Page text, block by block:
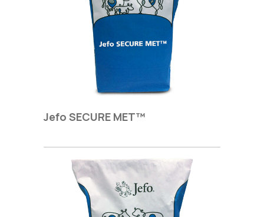
Jefo SECURE MET™